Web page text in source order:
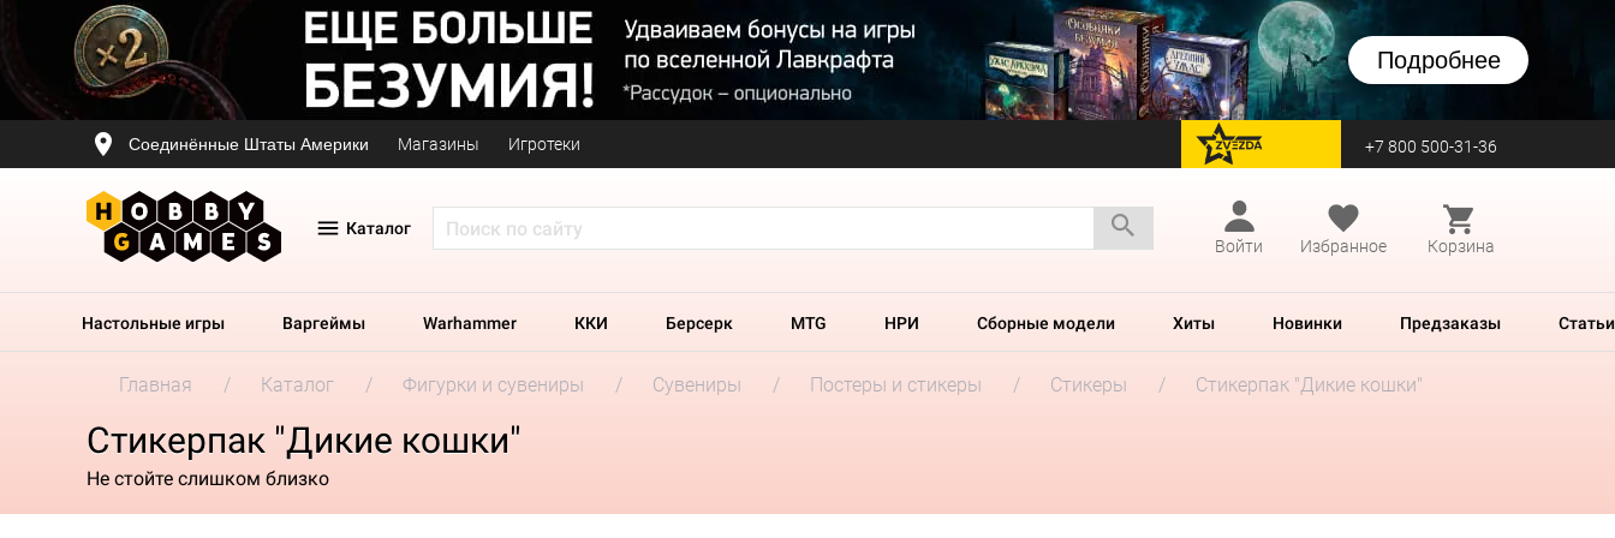
Подробнее
Соединённые Штаты Америки Магазины Игротеки перейти на Zvezda +7 800 500-31-36
Каталог
Войти
Избранное Корзина
Настольные игры Варгеймы Warhammer ККИ Берсерк MTG НРИ Сборные модели Хиты Новинки Предзаказы Статьи
Главная Каталог Фигурки и сувениры Сувениры Постеры и стикеры Стикеры Стикерпак "Дикие кошки"
Стикерпак "Дикие кошки"
Не стойте слишком близко